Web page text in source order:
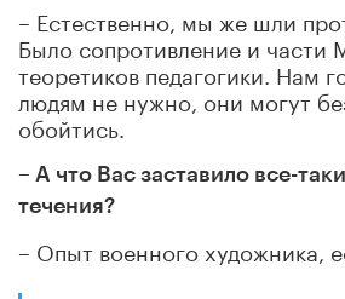
– Естественно, мы же шли
Было сопротивление и части
теоретиков педагогики. Нам
людям не нужно, они могут
обойтись.
– А что Вас заставило все-
течения?
– Опыт военного художника,